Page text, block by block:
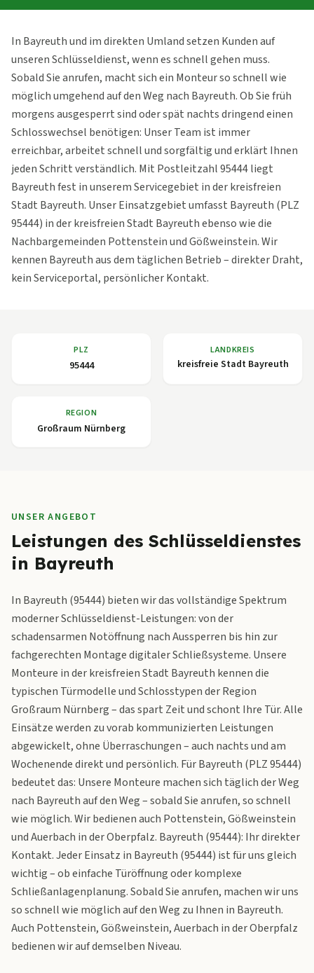
In Bayreuth und im direkten Umland setzen Kunden auf
unseren Schlüsseldienst, wenn es schnell gehen muss.
Sobald Sie anrufen, macht sich ein Monteur so schnell wie
möglich umgehend auf den Weg nach Bayreuth. Ob Sie früh
morgens ausgesperrt sind oder spät nachts dringend einen
Schlosswechsel benötigen: Unser Team ist immer
erreichbar, arbeitet schnell und sorgfältig und erklärt Ihnen
jeden Schritt verständlich. Mit Postleitzahl 95444 liegt
Bayreuth fest in unserem Servicegebiet in der kreisfreien
Stadt Bayreuth. Unser Einsatzgebiet umfasst Bayreuth (PLZ
95444) in der kreisfreien Stadt Bayreuth ebenso wie die
Nachbargemeinden Pottenstein und Gößweinstein. Wir
kennen Bayreuth aus dem täglichen Betrieb – direkter Draht,
kein Serviceportal, persönlicher Kontakt.
PLZ
95444
LANDKREIS
kreisfreie Stadt Bayreuth
REGION
Großraum Nürnberg
UNSER ANGEBOT
Leistungen des Schlüsseldienstes
in Bayreuth
In Bayreuth (95444) bieten wir das vollständige Spektrum
moderner Schlüsseldienst-Leistungen: von der
schadensarmen Notöffnung nach Aussperren bis hin zur
fachgerechten Montage digitaler Schließsysteme. Unsere
Monteure in der kreisfreien Stadt Bayreuth kennen die
typischen Türmodelle und Schlosstypen der Region
Großraum Nürnberg – das spart Zeit und schont Ihre Tür. Alle
Einsätze werden zu vorab kommunizierten Leistungen
abgewickelt, ohne Überraschungen – auch nachts und am
Wochenende direkt und persönlich. Für Bayreuth (PLZ 95444)
bedeutet das: Unsere Monteure machen sich täglich der Weg
nach Bayreuth auf den Weg – sobald Sie anrufen, so schnell
wie möglich. Wir bedienen auch Pottenstein, Gößweinstein
und Auerbach in der Oberpfalz. Bayreuth (95444): Ihr direkter
Kontakt. Jeder Einsatz in Bayreuth (95444) ist für uns gleich
wichtig – ob einfache Türöffnung oder komplexe
Schließanlagenplanung. Sobald Sie anrufen, machen wir uns
so schnell wie möglich auf den Weg zu Ihnen in Bayreuth.
Auch Pottenstein, Gößweinstein, Auerbach in der Oberpfalz
bedienen wir auf demselben Niveau.